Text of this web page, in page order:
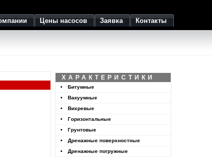
Цены насосов Заявка Контакты
ХАРАКТЕРИСТИКИ
Битумные
Вакуумные
Вихревые
Горизонтальные
Грунтовые
Дренажные поверхностные
Дренажные погружные